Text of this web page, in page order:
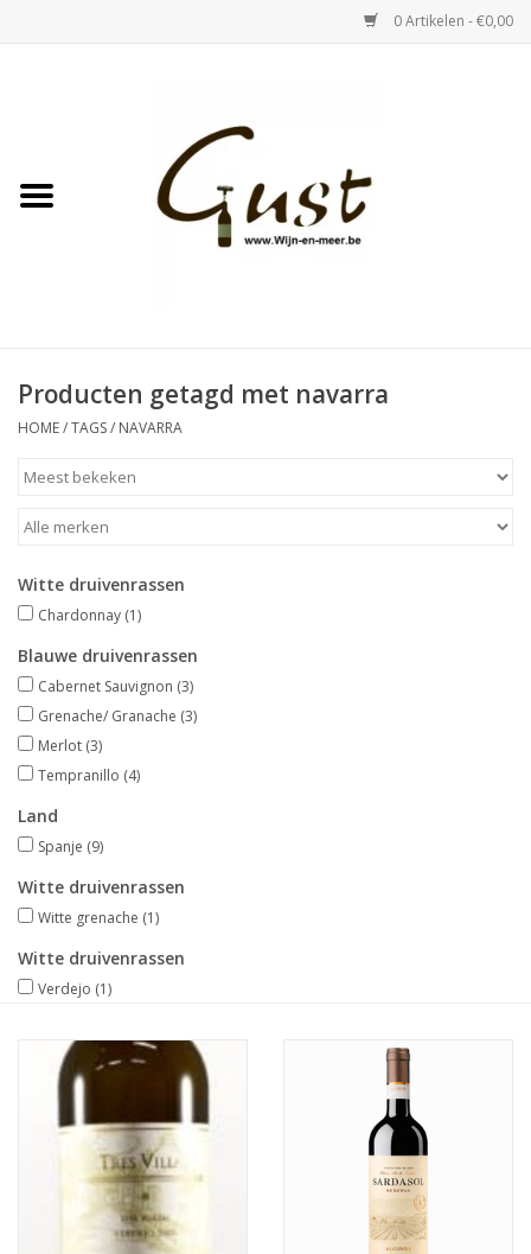
0 Artikelen - €0,00
Witte wijn
Bubbels & Vermout
Merken
Producten getagd met navarra
HOME/TAGS/ NAVARRA
Witte druivenrassen
Chardonnay (1)
Blauwe druivenrassen
Cabernet Sauvignon (3)
Grenache/ Granache (3)
Merlot (3)
Tempranillo (4)
Land
Spanje (9)
Witte druivenrassen
Witte grenache (1)
Witte druivenrassen
Verdejo (1)